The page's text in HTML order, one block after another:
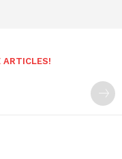
ARTICLES!